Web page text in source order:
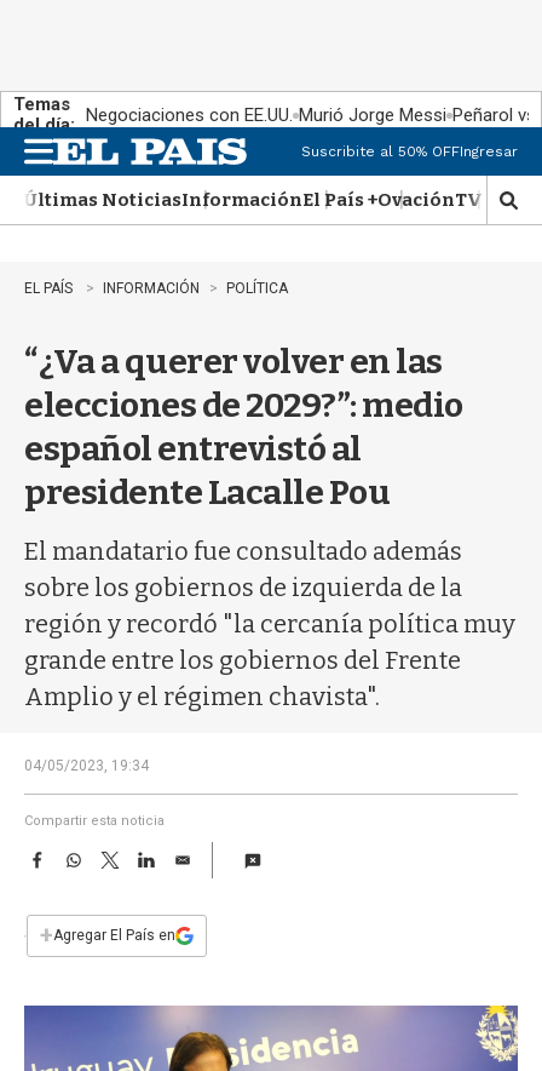
Temas
del día: Negociaciones con EE.UU. Murió Jorge Messi Peñarol
n
u
Suscribite al 50% OFFIngresar
Últimas NoticiasInformaciónEl País +OvaciónTV Show
M
o
EL PAÍS INFORMACIÓN POLÍTICA
“¿Va a querer volver en las
elecciones de 2029?”: medio
español entrevistó al
presidente Lacalle Pou
El mandatario fue consultado además
sobre los gobiernos de izquierda de la
región y recordó "la cercanía política muy
grande entre los gobiernos del Frente
Amplio y el régimen chavista".
04/05/2023, 19:34
Compartir esta noticia
F
e
b
W
s
T
w
t
L
E
i
l
+Agregar El País en